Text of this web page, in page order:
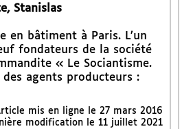
Stanislas
en bâtiment à Paris. L’un
fondateurs de la société
« Le Sociantisme.
des agents producteurs :
mis en ligne le 27 mars 2016
modification le 11 juillet 2021